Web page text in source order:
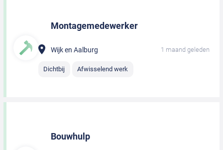
Montagemedewerker
Wijk en Aalburg 1 maand geleden
Dichtbij Afwisselend werk
Bouwhulp